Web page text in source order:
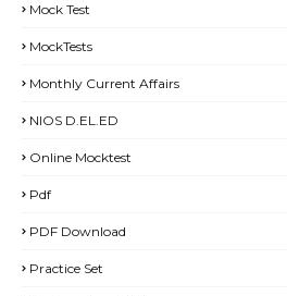
Mock Test
MockTests
Monthly Current Affairs
NIOS D.EL.ED
Online Mocktest
Pdf
PDF Download
Practice Set